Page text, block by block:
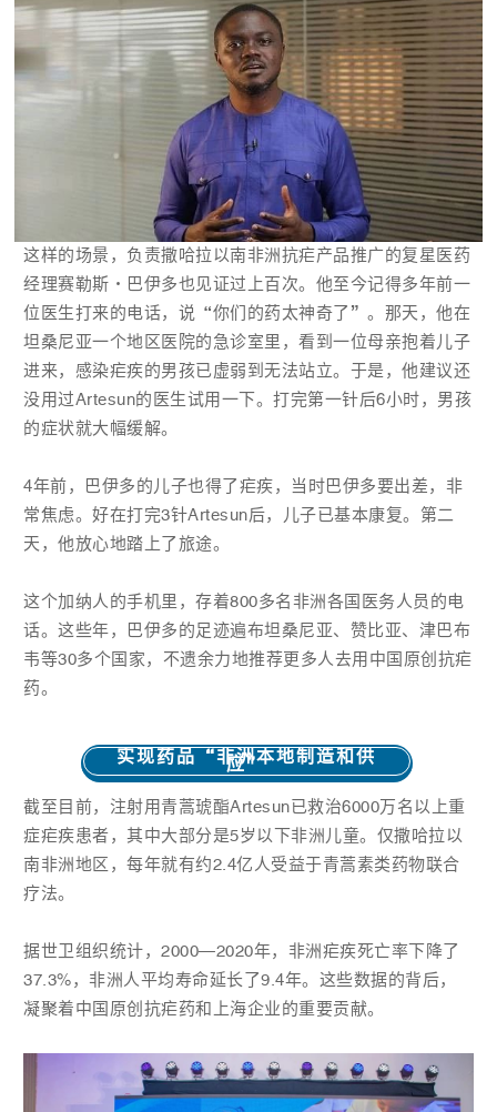
这样的场景，负责撒哈拉以南非洲抗疟产品推广的复星医药
经理赛勒斯·巴伊多也见证过上百次。他至今记得多年前一
位医生打来的电话，说“你们的药太神奇了”。那天，他在
坦桑尼亚一个地区医院的急诊室里，看到一位母亲抱着儿子
进来，感染疟疾的男孩已虚弱到无法站立。于是，他建议还
没用过Artesun的医生试用一下。打完第一针后6小时，男孩
的症状就大幅缓解。
4年前，巴伊多的儿子也得了疟疾，当时巴伊多要出差，非
常焦虑。好在打完3针Artesun后，儿子已基本康复。第二
天，他放心地踏上了旅途。
这个加纳人的手机里，存着800多名非洲各国医务人员的电
话。这些年，巴伊多的足迹遍布坦桑尼亚、赞比亚、津巴布
韦等30多个国家，不遗余力地推荐更多人去用中国原创抗疟
药。
实现药品“非洲本地制造和供
应”
截至目前，注射用青蒿琥酯Artesun已救治6000万名以上重
症疟疾患者，其中大部分是5岁以下非洲儿童。仅撒哈拉以
南非洲地区，每年就有约2.4亿人受益于青蒿素类药物联合
疗法。
据世卫组织统计，2000—2020年，非洲疟疾死亡率下降了
37.3%，非洲人平均寿命延长了9.4年。这些数据的背后，
凝聚着中国原创抗疟药和上海企业的重要贡献。